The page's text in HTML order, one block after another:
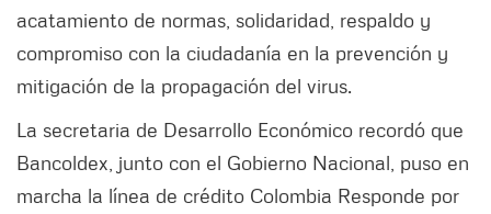
acatamiento de normas, solidaridad, respaldo y
compromiso con la ciudadanía en la prevención y
mitigación de la propagación del virus.
La secretaria de Desarrollo Económico recordó que
Bancoldex, junto con el Gobierno Nacional, puso en
marcha la línea de crédito Colombia Responde por